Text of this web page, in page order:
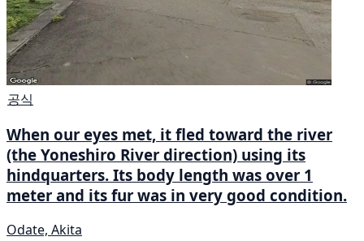
공식
When our eyes met, it fled toward the river
(the Yoneshiro River direction) using its
hindquarters. Its body length was over 1
meter and its fur was in very good condition.
Odate, Akita